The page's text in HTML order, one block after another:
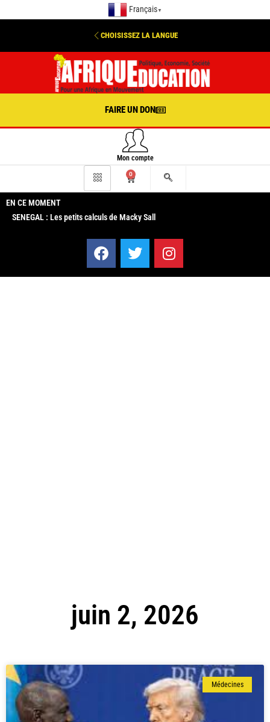
Français ▼
CHOISISSEZ LA LANGUE
FAIRE UN DON
Mon compte
0
EN CE MOMENT
SENEGAL : Les petits calculs de Macky Sall
juin 2, 2026
Médecines